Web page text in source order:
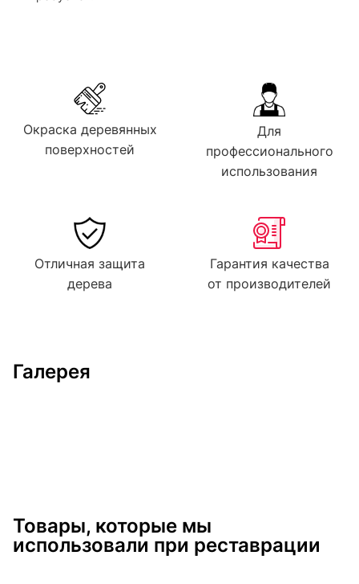
Окраска деревянных
поверхностей
Для
профессионального
использования
Отличная защита
дерева
Гарантия качества
от производителей
Галерея
Товары, которые мы
использовали при реставрации